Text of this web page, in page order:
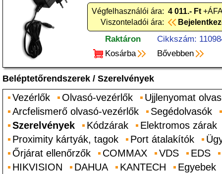
Végfelhasználói ára: 4 011.- Ft
Viszonteladói ára:
Raktáron
Cikkszám:
Kosárba
Bővebben
Beléptetőrendszerek / Szerelvények
Vezérlők Olvasó-vezérlők
Ujjlenyomat
Arcfelismerő olvasó-vezérlők
Segédolvasók
Szerelvények
Kódzárak
Elektromos zárak
Proximity kártyák, tagok
Port átalakítók
Őrjárat ellenőrzők
COMMAX VDS
EDS
HIKVISION
DAHUA KANTECH Egyebek